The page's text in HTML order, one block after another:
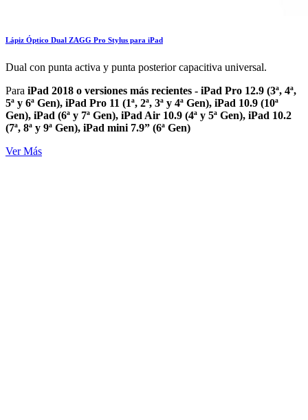
Lápiz Óptico Dual ZAGG Pro Stylus para iPad
Dual con punta activa y punta posterior capacitiva universal.
Para iPad 2018 o versiones más recientes - iPad Pro 12.9 (3ª, 4ª,
5ª y 6ª Gen), iPad Pro 11 (1ª, 2ª, 3ª y 4ª Gen), iPad 10.9 (10ª
Gen), iPad (6ª y 7ª Gen), iPad Air 10.9 (4ª y 5ª Gen), iPad 10.2
(7ª, 8ª y 9ª Gen), iPad mini 7.9” (6ª Gen)
Ver Más